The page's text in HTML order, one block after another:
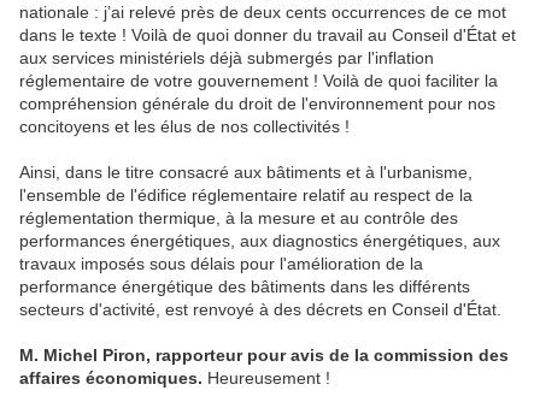
nationale : j’ai relevé près de deux cents occurrences de ce mot
dans le texte ! Voilà de quoi donner du travail au Conseil d'État et
aux services ministériels déjà submergés par l'inflation
réglementaire de votre gouvernement ! Voilà de quoi faciliter la
compréhension générale du droit de l'environnement pour nos
concitoyens et les élus de nos collectivités !
Ainsi, dans le titre consacré aux bâtiments et à l'urbanisme,
l'ensemble de l'édifice réglementaire relatif au respect de la
réglementation thermique, à la mesure et au contrôle des
performances énergétiques, aux diagnostics énergétiques, aux
travaux imposés sous délais pour l'amélioration de la
performance énergétique des bâtiments dans les différents
secteurs d'activité, est renvoyé à des décrets en Conseil d'État.
M. Michel Piron, rapporteur pour avis de la commission des
affaires économiques. Heureusement !